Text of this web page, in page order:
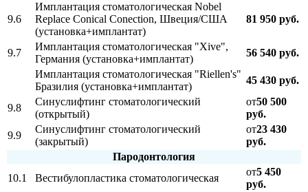
9.6
Имплантация стоматологическая Nobel
Replace Conical Conection, Швеция/США
(установка+имплантат)
81 950 руб.
9.7
Имплантация стоматологическая "Xive",
Германия (установка+имплантат)
56 540 руб.
Имплантация стоматологическая "Riellen's"
Бразилия (установка+имплантат)
45 430 руб.
9.8
Синуслифтинг стоматологический
(открытый)
от50 500
руб.
9.9
Синуслифтинг стоматологический
(закрытый)
от23 430
руб.
Пародонтология
10.1
Вестибулопластика стоматологическая
от5 450
руб.